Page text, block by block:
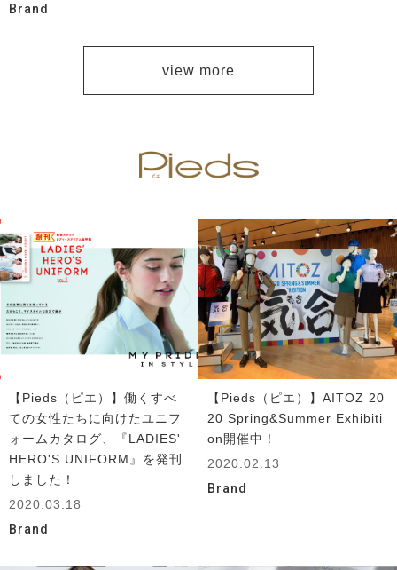
Brand
view more
【Pieds（ピエ）】働くすべ
ての女性たちに向けたユニフ
ォームカタログ、『LADIES'
HERO'S UNIFORM』を発刊
しました！
2020.03.18
Brand
【Pieds（ピエ）】AITOZ 20
20 Spring&Summer Exhibiti
on開催中！
2020.02.13
Brand